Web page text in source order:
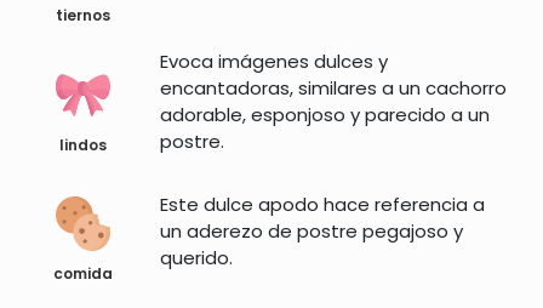
tiernos
lindos
Evoca imágenes dulces y
encantadoras, similares a un cachorro
adorable, esponjoso y parecido a un
postre.
comida
Este dulce apodo hace referencia a
un aderezo de postre pegajoso y
querido.